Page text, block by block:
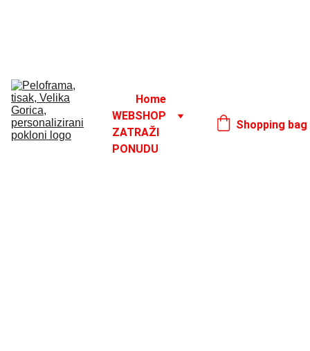
Home
WEBSHOP
ZATRAŽI
PONUDU
Shopping bag